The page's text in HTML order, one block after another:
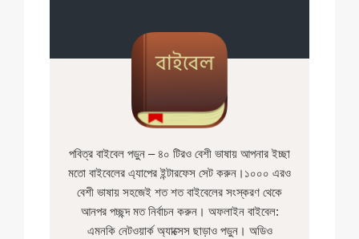
পবিত্র বাইবেল পড়ুন – ৪০ টিরও বেশী ভাষায় আপনার ইচ্ছা
মতো বাইবেলের এ্যাপের ইন্টারফেস সেট করুন।১০০০ এরও
বেশী ভাষায় সহজেই শত শত বাইবেলের সংস্করণ থেকে
আনপর পচ্ছন্দ মত নির্বাচন করুন। অফলাইন বাইবেল:
এমনকি নেটওয়ার্ক অ্যাক্সেস ছাড়াও পড়ুন। অডিও